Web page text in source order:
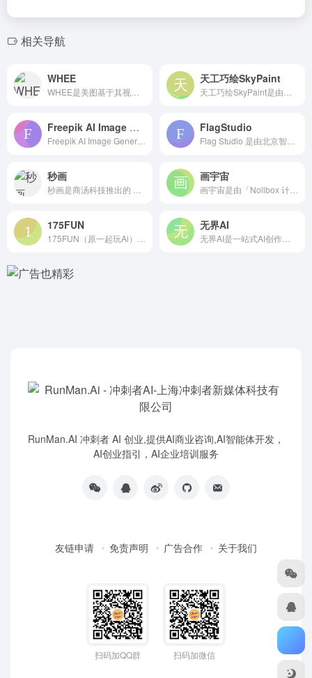
相关导航
WHEE 天工巧绘SkyPaint
Freepik AI Image Generator FlagStudio
秒画 画宇宙
175FUN 无界AI
RunMan.AI 冲刺者 AI 创业,提供AI商业咨询,AI智能体开发，
AI创业指引，AI企业培训服务
友链申请 免责声明 广告合作 关于我们
扫码加QQ群 扫码加微信